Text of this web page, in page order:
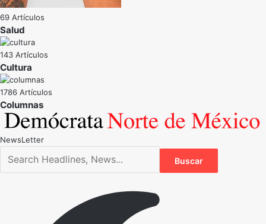
69 Artículos
Salud
143 Artículos
Cultura
1786 Artículos
NewsLetter